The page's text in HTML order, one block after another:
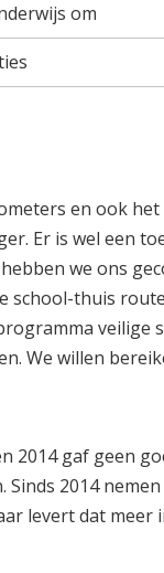
om
en ook
Er is wel een
we ons
school-thuis
We willen
2014 gaf geen
2014
levert dat